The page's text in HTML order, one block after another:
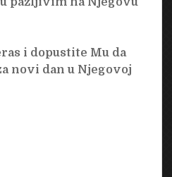
i dopustite Mu da
novi dan u Njegovoj